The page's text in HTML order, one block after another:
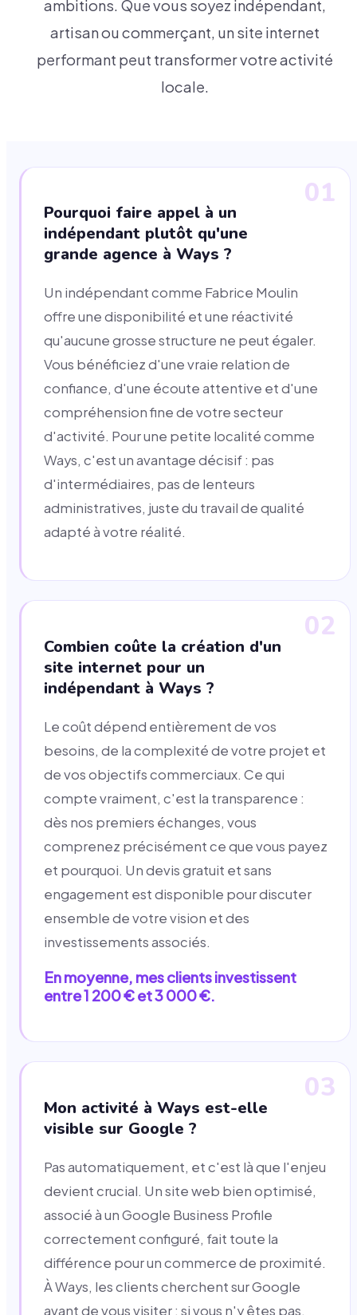
ambitions. Que vous soyez indépendant,
artisan ou commerçant, un site internet
performant peut transformer votre activité
locale.
01
Pourquoi faire appel à un
indépendant plutôt qu'une
grande agence à Ways ?
Un indépendant comme Fabrice Moulin
offre une disponibilité et une réactivité
qu'aucune grosse structure ne peut égaler.
Vous bénéficiez d'une vraie relation de
confiance, d'une écoute attentive et d'une
compréhension fine de votre secteur
d'activité. Pour une petite localité comme
Ways, c'est un avantage décisif : pas
d'intermédiaires, pas de lenteurs
administratives, juste du travail de qualité
adapté à votre réalité.
02
Combien coûte la création d'un
site internet pour un
indépendant à Ways ?
Le coût dépend entièrement de vos
besoins, de la complexité de votre projet et
de vos objectifs commerciaux. Ce qui
compte vraiment, c'est la transparence :
dès nos premiers échanges, vous
comprenez précisément ce que vous payez
et pourquoi. Un devis gratuit et sans
engagement est disponible pour discuter
ensemble de votre vision et des
investissements associés.
En moyenne, mes clients investissent
entre 1 200 € et 3 000 €.
03
Mon activité à Ways est-elle
visible sur Google ?
Pas automatiquement, et c'est là que l'enjeu
devient crucial. Un site web bien optimisé,
associé à un Google Business Profile
correctement configuré, fait toute la
différence pour un commerce de proximité.
À Ways, les clients cherchent sur Google
avant de vous visiter : si vous n'y êtes pas,